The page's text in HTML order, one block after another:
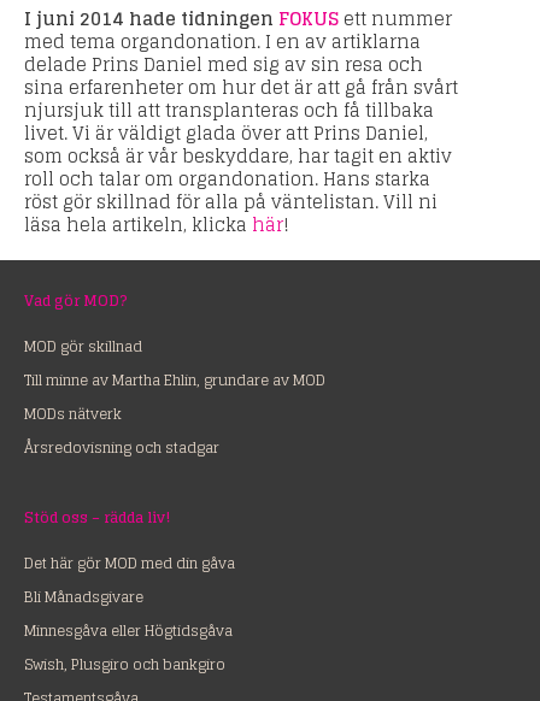
I juni 2014 hade tidningen FOKUSett nummer
med tema organdonation. I en av artiklarna
delade Prins Daniel med sig av sin resa och
sina erfarenheter om hur det är att gå från svårt
njursjuk till att transplanteras och få tillbaka
livet. Vi är väldigt glada över att Prins Daniel,
som också är vår beskyddare, har tagit en aktiv
roll och talar om organdonation. Hans starka
röst gör skillnad för alla på väntelistan. Vill ni
läsa hela artikeln, klicka här!
Vad gör MOD?
MOD gör skillnad
Till minne av Martha Ehlin, grundare av MOD
MODs nätverk
Årsredovisning och stadgar
Stöd oss – rädda liv!
Det här gör MOD med din gåva
Bli Månadsgivare
Minnesgåva eller Högtidsgåva
Swish, Plusgiro och bankgiro